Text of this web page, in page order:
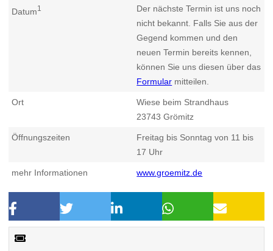
Datum1
Der nächste Termin ist uns noch
nicht bekannt. Falls Sie aus der
Gegend kommen und den
neuen Termin bereits kennen,
können Sie uns diesen über das
Formular mitteilen.
Ort
Wiese beim Strandhaus
23743 Grömitz
Öffnungszeiten
Freitag bis Sonntag von 11 bis
17 Uhr
mehr Informationen www.groemitz.de